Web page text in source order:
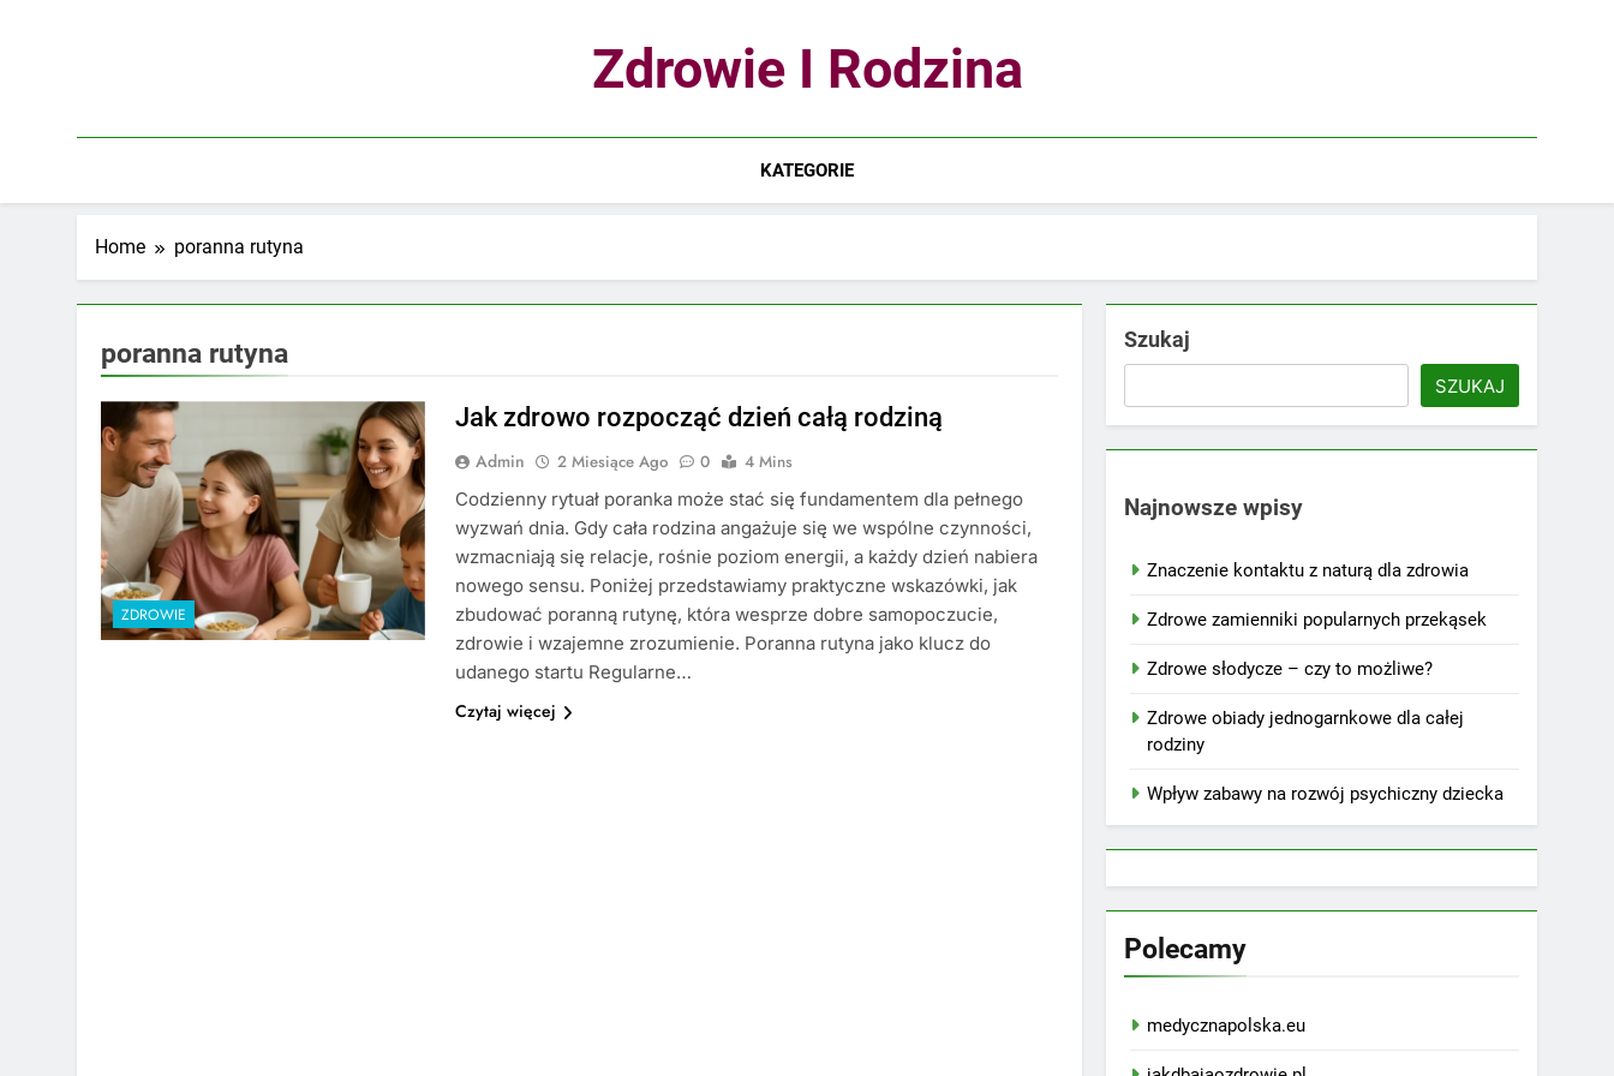
Zdrowie I Rodzina
KATEGORIE
Home poranna rutyna
poranna rutyna
ZDROWIE
Jak zdrowo rozpocząć dzień całą rodziną
Admin 2 Miesiące Ago 0
4 Mins
Codzienny rytuał poranka może stać się fundamentem dla pełnego
wyzwań dnia. Gdy cała rodzina angażuje się we wspólne czynności,
wzmacniają się relacje, rośnie poziom energii, a każdy dzień nabiera
nowego sensu. Poniżej przedstawiamy praktyczne wskazówki, jak
zbudować poranną rutynę, która wesprze dobre samopoczucie,
zdrowie i wzajemne zrozumienie. Poranna rutyna jako klucz do
udanego startu Regularne…
Czytaj więcej
Szukaj
SZUKAJ
Najnowsze wpisy
Znaczenie kontaktu z naturą dla zdrowia
Zdrowe zamienniki popularnych przekąsek
Zdrowe słodycze – czy to możliwe?
Zdrowe obiady jednogarnkowe dla całej
rodziny
Wpływ zabawy na rozwój psychiczny dziecka
Polecamy
medycznapolska.eu